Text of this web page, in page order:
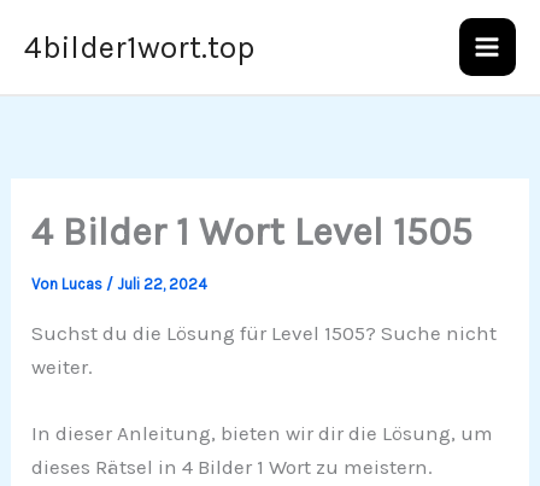
Inhalt
4bilder1wort.top
4 Bilder 1 Wort Level 1505
VonLucas /Juli 22, 2024
Suchst du die Lösung für Level 1505? Suche nicht
weiter.
In dieser Anleitung, bieten wir dir die Lösung, um
dieses Rätsel in 4 Bilder 1 Wort zu meistern.